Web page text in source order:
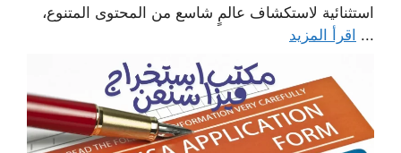
استثنائية لاستكشاف عالمٍ شاسع من المحتوى المتنوع،
... اقرأ المزيد